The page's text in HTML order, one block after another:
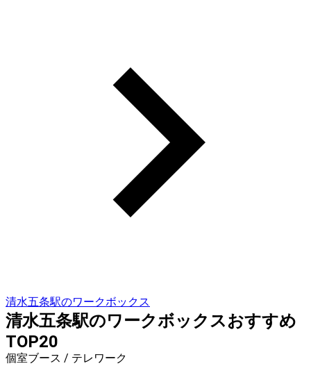
清水五条駅のワークボックス
清水五条駅のワークボックスおすすめ
TOP20
個室ブース / テレワーク